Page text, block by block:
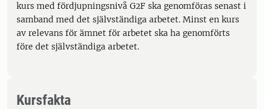
kurs med fördjupningsnivå G2F ska genomföras senast i
samband med det självständiga arbetet. Minst en kurs
av relevans för ämnet för arbetet ska ha genomförts
före det självständiga arbetet.
Kursfakta